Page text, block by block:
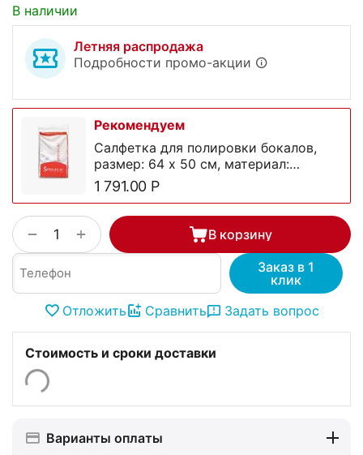
В наличии
Летняя распродажа
Подробности промо-акции
Рекомендуем
Салфетка для полировки бокалов,
размер: 64 х 50 см, материал:
микрофибра, 0000149, Spiegelau
1 791.00 Р
+
−
В корзину
Заказ в 1
клик
Отложить
Сравнить Задать вопрос
Стоимость и сроки доставки
Варианты оплаты